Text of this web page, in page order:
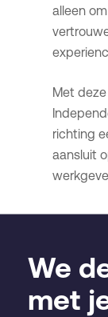
alleen
Met
richting
aansluit
We
met